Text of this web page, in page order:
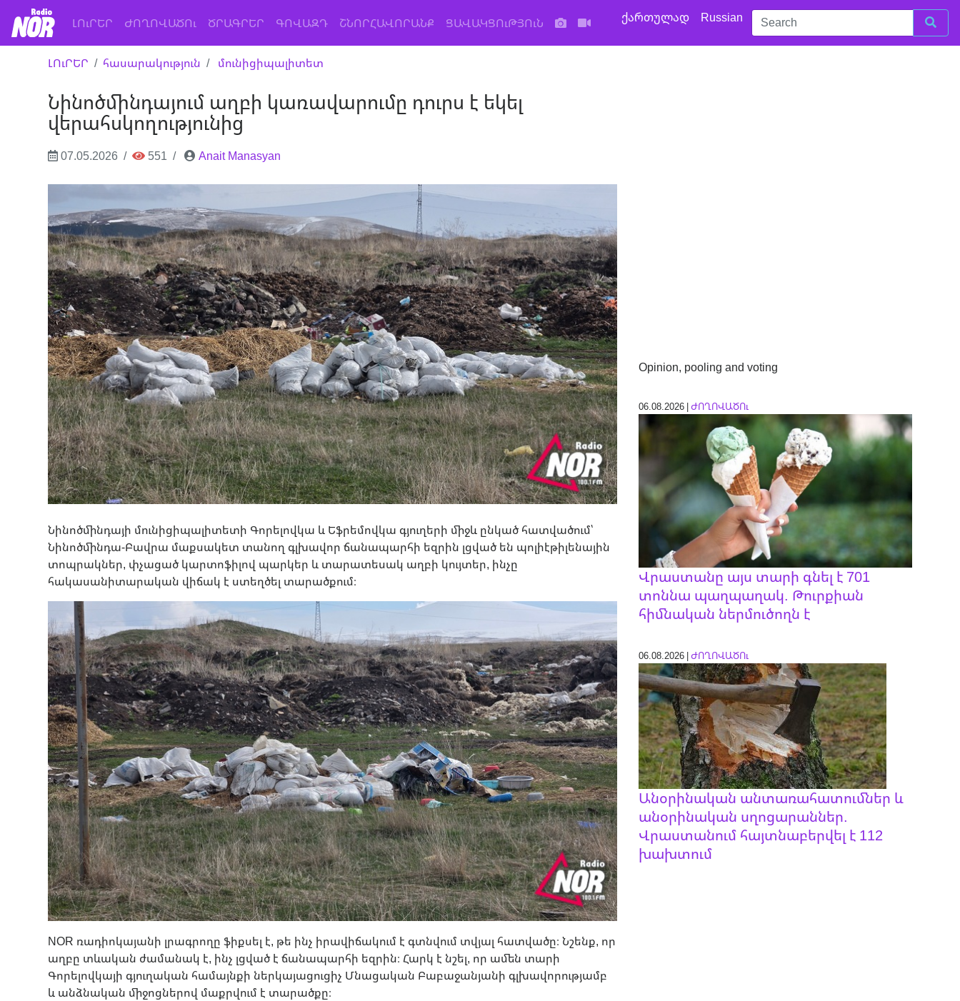
ԼՈւՐԵՐ (current)
ԺՈՂՈՎԱԾՈւ ԾՐԱԳՐԵՐ ԳՈՎԱԶԴ ՇՆՈՐՀԱՎՈՐԱՆՔ ՑԱՎԱԿՑՈւԹՅՈւՆ ქართულად Russian
ԼՈւՐԵՐ հասարակություն մունիցիպալիտետ
Նինոծմինդայում աղբի կառավարումը դուրս է եկել
վերահսկողությունից
07.05.2026 551 Anait Manasyan
Նինոծմինդայի մունիցիպալիտետի Գորելովկա և Եֆրեմովկա գյուղերի միջև ընկած հատվածում՝
Նինոծմինդա-Բավրա մաքսակետ տանող գլխավոր ճանապարհի եզրին լցված են պոլիէթիլենային
տոպրակներ, փչացած կարտոֆիլով պարկեր և տարատեսակ աղբի կույտեր, ինչը
հակասանիտարական վիճակ է ստեղծել տարածքում։
NOR ռադիոկայանի լրագրողը ֆիքսել է, թե ինչ իրավիճակում է գտնվում տվյալ հատվածը։ Նշենք, որ
աղբը տևական ժամանակ է, ինչ լցված է ճանապարհի եզրին։ Հարկ է նշել, որ ամեն տարի
Գորելովկայի գյուղական համայնքի ներկայացուցիչ Մնացական Բաբաջանյանի գլխավորությամբ
և անձնական միջոցներով մաքրվում է տարածքը։
Opinion, pooling and voting
06.08.2026 |ԺՈՂՈՎԱԾՈւ
Վրաստանը այս տարի գնել է 701
տոննա պաղպաղակ. Թուրքիան
հիմնական ներմուծողն է
06.08.2026 |ԺՈՂՈՎԱԾՈւ
Անօրինական անտառահատումներ և
անօրինական սղոցարաններ.
Վրաստանում հայտնաբերվել է 112
խախտում